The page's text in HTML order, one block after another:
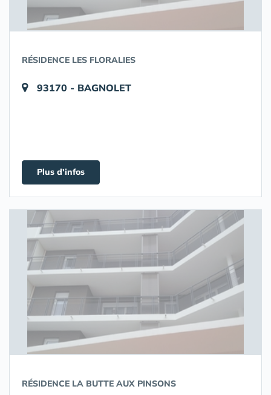
RÉSIDENCE LES FLORALIES
93170 - BAGNOLET
Plus d'infos
RÉSIDENCE LA BUTTE AUX PINSONS